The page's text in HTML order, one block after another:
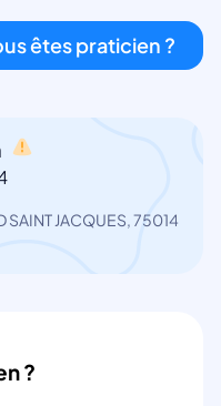
êtes praticien ?
SAINT JACQUES, 75014
?